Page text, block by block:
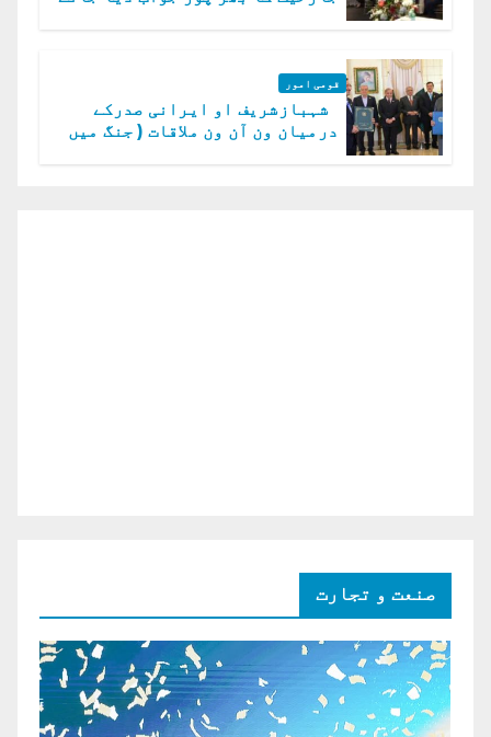
قومی امور
شہبازشریف او ایرانی صدرکے
درمیان ون آن ون ملاقات ( جنگ میں
صنعت و تجارت